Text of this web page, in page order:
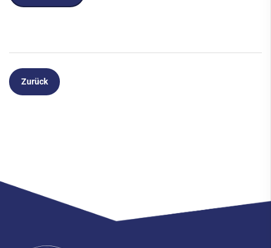
Zurück